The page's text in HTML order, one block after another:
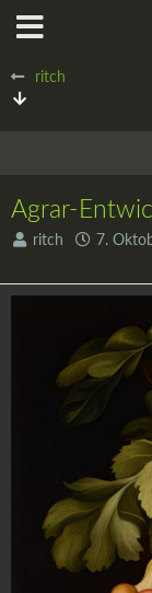
ritch
Agrar-
ritch 7.